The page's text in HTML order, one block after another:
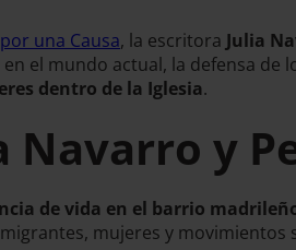
una Causa, la escritora Julia
el mundo actual, la defensa
dentro de la Iglesia.
Navarro y
de vida en el barrio
mujeres y